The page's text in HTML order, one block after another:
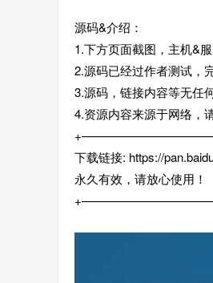
源码&介绍：
1.下方页面截图，主机&
2.源码已经过作者测试，
3.源码，链接内容等无任
4.资源内容来源于网络，
下载链接: https://
永久有效，请放心使用！